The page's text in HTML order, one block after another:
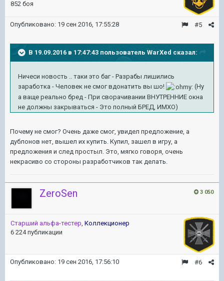
852 боя
#5
Опубликовано: 19 сен 2016, 17:55:28
В 19.09.2016 в 17:47:43 пользователь WarXed сказал:
Ничеси новость .. таки это баг - Разрабы лишились
заработка - Человек не смог вдонатить вы шо!
(Ну
а ваще реально бред - При сворачивании ВНУТРЕННИЕ окна
не должны закрываться - Это полный БРЕД, ИМХО)
Почему не смог? Очень даже смог, увидел предложение, а
дублонов нет, вышел их купить. Купил, зашел в игру, а
предложения и след простыл. Это, мягко говоря, очень
некрасиво со стороны разработчиков так делать.
3 050
ZeroSen
Старший альфа-тестер, Коллекционер
6 224 публикации
#6
Опубликовано: 19 сен 2016, 17:56:10